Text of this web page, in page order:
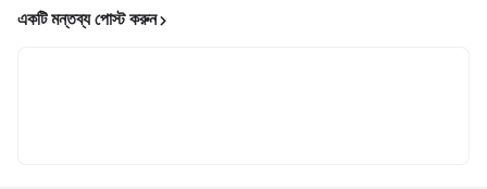
একটি মন্তব্য পোস্ট করুন